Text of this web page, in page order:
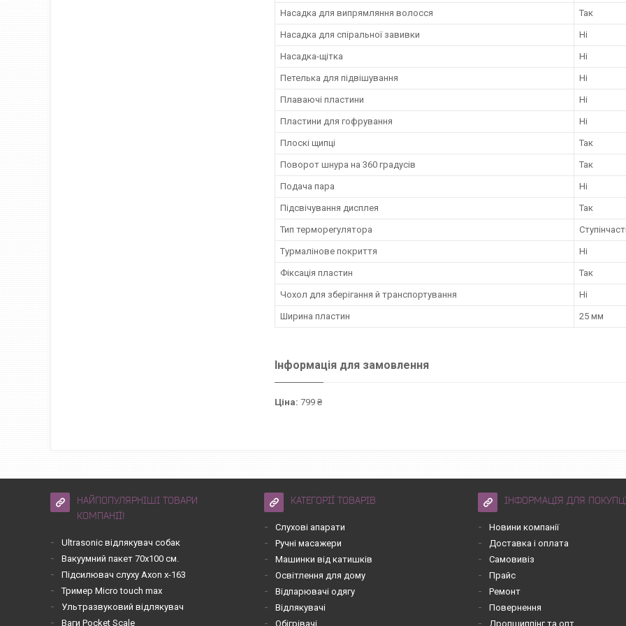
Насадка для випрямляння волосся Так
Насадка для спіральної завивки Ні
Насадка-щітка Ні
Петелька для підвішування Ні
Плаваючі пластини Ні
Пластини для гофрування Ні
Плоскі щипці Так
Поворот шнура на 360 градусів Так
Подача пара Ні
Підсвічування дисплея Так
Тип терморегулятора
Турмалінове покриття Ні
Фіксація пластин Так
Чохол для зберігання й транспортування Ні
Ширина пластин 25 мм
Інформація для замовлення
Ціна: 799 ₴
НАЙПОПУЛЯРНІШІ ТОВАРИ
КОМПАНІЇ!
Ultrasonic відлякувач собак
Вакуумний пакет 70х100 см.
Підсилювач слуху Axon x-163
Тример Micro touch max
Ультразвуковий відлякувач
Ваги Pocket Scale
КАТЕГОРІЇ ТОВАРІВ
Слухові апарати
Ручні масажери
Машинки від катишків
Освітлення для дому
Відпарювачі одягу
Відлякувачі
Обігрівачі
ІНФОРМАЦІЯ ДЛЯ
Новини компанії
Доставка і оплата
Самовивіз
Прайс
Ремонт
Повернення
Дропшиппінг та опт